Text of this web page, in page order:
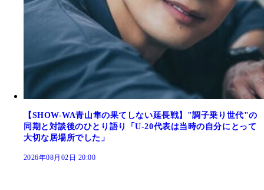
【SHOW-WA青山隼の果てしない延長戦】"調子乗り世代"の
同期と対談後のひとり語り「U-20代表は当時の自分にとって
大切な居場所でした」
2026年08月02日 20:00